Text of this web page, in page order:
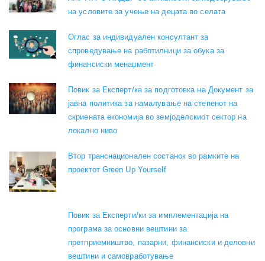
на условите за учење на децата во селата
Оглас за индивидуален консултант за
спроведување на работилници за обука за
финансиски менаџмент
Повик за Експерт/ка за подготовка на Документ за
јавна политика за намалување на степенот на
скриената економија во земјоделскиот сектор на
локално ниво
Втор транснационален состанок во рамките на
проектот Green Up Yourself
Повик за Експерти/ки за имплементација на
програма за основни вештини за
претприемништво, пазарни, финансиски и деловни
вештини и самовработување